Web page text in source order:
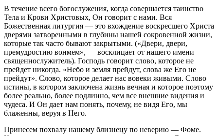
В течение всего богослужения, когда совершается таинство
Тела и Крови Христовых, Он говорит с нами. Вся
Божественная литургия — это вхождение воскресшего Христа
дверями затворенными в глубины нашей сокровенной жизни,
которые так часто бывают закрытыми. («Двери, двери,
премудростию вонмем», — восклицает от нашего имени
священнослужитель). Господь говорит слово, которое не
прейдет никогда. «Небо и земля прейдут, слова же Его не
прейдут». Слово, которое делает нас вовеки живыми. Слово
истины, в котором заключена жизнь вечная и которое поэтому
более реально, более подлинно, чем все внешние видения и
чудеса. И Он дает нам понять, почему, не видя Его, мы
блаженны, веруя в Него.
Принесем похвалу нашему близнецу по неверию — Фоме.